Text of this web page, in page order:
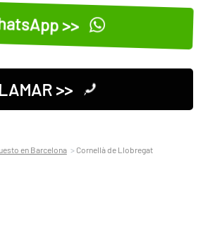
>>
>>
en Barcelona Cornellà de Llobregat